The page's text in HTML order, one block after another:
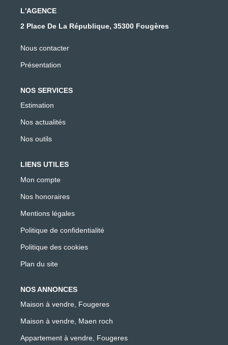
L'AGENCE
2 Place De La République, 35300 Fougères
Nous contacter
Présentation
NOS SERVICES
Estimation
Nos actualités
Nos outils
LIENS UTILES
Mon compte
Nos honoraires
Mentions légales
Politique de confidentialité
Politique des cookies
Plan du site
NOS ANNONCES
Maison à vendre, Fougeres
Maison à vendre, Maen roch
Appartement à vendre, Fougeres